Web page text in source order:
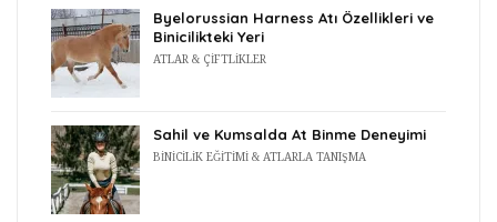
Byelorussian Harness Atı Özellikleri ve
Binicilikteki Yeri
ATLAR & ÇIFTLIKLER
Sahil ve Kumsalda At Binme Deneyimi
BINICILIK EĞITIMI & ATLARLA TANIŞMA